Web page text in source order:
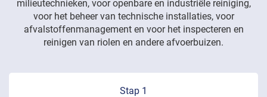
milieutechnieken, voor openbare en industriële reiniging,
voor het beheer van technische installaties, voor
afvalstoffenmanagement en voor het inspecteren en
reinigen van riolen en andere afvoerbuizen.
Stap 1